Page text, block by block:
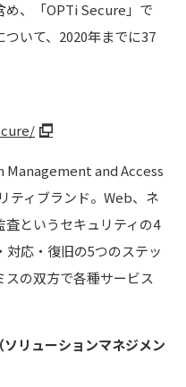
め、「OPTi Secure」で
いて、2020年までに37
Management and Access
ティブランド。Web、ネ
査というセキュリティの4
応・復旧の5つのステッ
の双方で各種サービス
リューションマネジメン